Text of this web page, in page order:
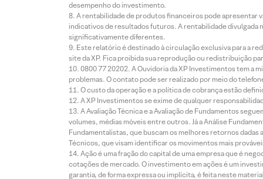
desempenho do investimento.
A rentabilidade de produtos financeiros pode apresentar
indicativos de resultados futuros. A rentabilidade divulgada
significativamente diferentes.
Este relatório é destinado à circulação exclusiva para a
site da XP. Fica proibida sua reprodução ou redistribuição
0800 77 20202. A Ouvidoria da XP Investimentos tem a
problemas. O contato pode ser realizado por meio do
O custo da operação e a política de cobrança estão
A XP Investimentos se exime de qualquer
A Avaliação Técnica e a Avaliação de Fundamentos
volumes, médias móveis entre outros. Já a Análise
Fundamentalistas, que buscam os melhores retornos
Técnicos, que visam identificar os movimentos mais
Ação é uma fração do capital de uma empresa que é
cotações de mercado. O investimento em ações é um
garantia, de forma expressa ou implícita, é feita neste